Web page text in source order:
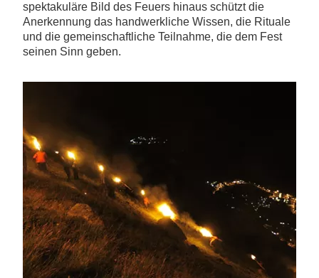
spektakuläre Bild des Feuers hinaus schützt die
Anerkennung das handwerkliche Wissen, die Rituale
und die gemeinschaftliche Teilnahme, die dem Fest
seinen Sinn geben.